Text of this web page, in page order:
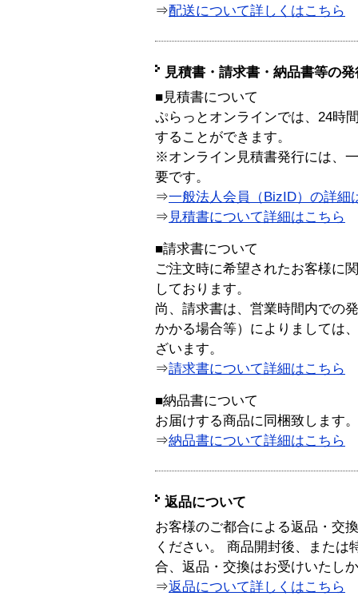
⇒配送について詳しくはこちら
見積書・請求書・納品書等の
■見積書について
ぷらっとオンラインでは、24時
することができます。
※オンライン見積書発行には、
要です。
⇒一般法人会員（BizID）の詳細
⇒ 見積書について詳細はこちら
■請求書について
ご注文時に希望されたお客様に
しております。
尚、請求書は、営業時間内での
かかる場合等）によりましては
ざいます。
⇒請求書について詳細はこちら
■納品書について
お届けする商品に同梱致します。
⇒納品書について詳細はこちら
返品について
お客様のご都合による返品・交
ください。 商品開封後、または
合、返品・交換はお受けいたし
⇒返品について詳しくはこちら